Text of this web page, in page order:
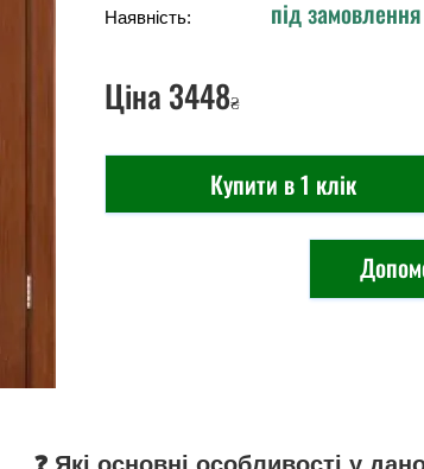
Наявність: під замовлення
Ціна 3448₴
Купити в 1 клік